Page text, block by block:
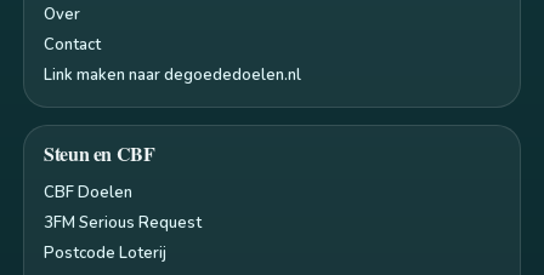
Over
Contact
Link maken naar degoededoelen.nl
Steun en CBF
CBF Doelen
3FM Serious Request
Postcode Loterij